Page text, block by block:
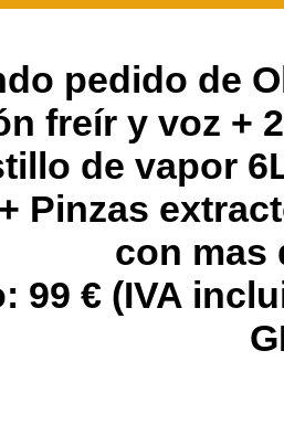
pedido de
freír y voz +
de vapor
Pinzas
con mas
99 € (IVA